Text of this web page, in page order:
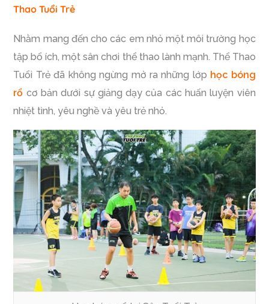
Thao Tuổi Trẻ
Nhằm mang đến cho các em nhỏ một môi trường học
tập bổ ích, một sân chơi thể thao lành mạnh. Thể Thao
Tuổi Trẻ đã không ngừng mở ra những lớp học bóng
rổ cơ bản dưới sự giảng dạy của các huấn luyện viên
nhiệt tình, yêu nghề và yêu trẻ nhỏ.